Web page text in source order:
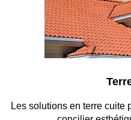
Terre
solutions en terre cuite